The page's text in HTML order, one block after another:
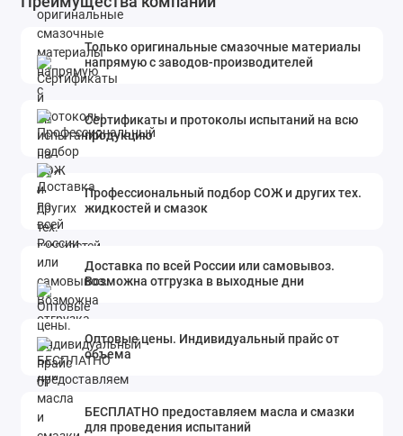
Только оригинальные смазочные материалы
напрямую с заводов-производителей
Сертификаты и протоколы испытаний на всю
продукцию
Профессиональный подбор СОЖ и других тех.
жидкостей и смазок
Доставка по всей России или самовывоз.
Возможна отгрузка в выходные дни
Оптовые цены. Индивидуальный прайс от
объема
БЕСПЛАТНО предоставляем масла и смазки
для проведения испытаний